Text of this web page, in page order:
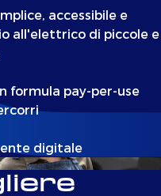
accessibile e
all'elettrico di piccole e
formula pay-per-use
digitale